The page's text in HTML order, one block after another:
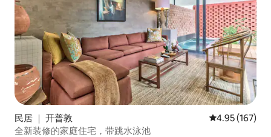
民居 ｜ 开普敦 平均评分 4.95
4.95 (167)
全新装修的家庭住宅，带跳水泳池